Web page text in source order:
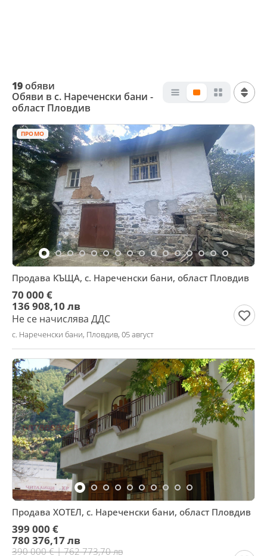
19обяви
Обяви в с. Нареченски бани -
област Пловдив
ПРОМО
Продава КЪЩА, с. Нареченски бани, област Пловдив
70 000 €
136 908,10 лв
Не се начислява ДДС
с. Нареченски бани, Пловдив, 05 август
Продава ХОТЕЛ, с. Нареченски бани, област Пловдив
399 000 €
780 376,17 лв
390 000 € | 762 773,70 лв